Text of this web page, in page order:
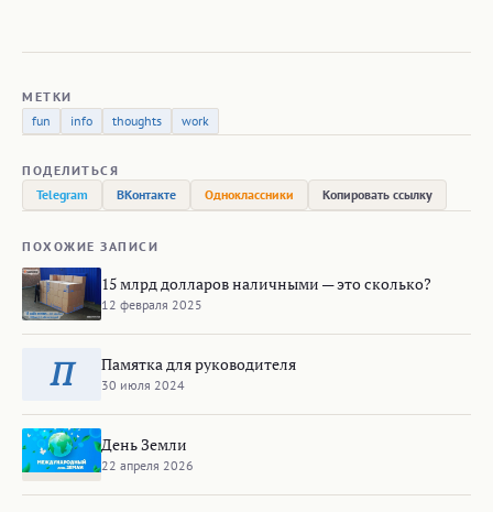
МЕТКИ
fun
info thoughts work
ПОДЕЛИТЬСЯ
Telegram
ВКонтакте Одноклассники Копировать ссылку
ПОХОЖИЕ ЗАПИСИ
15 млрд долларов наличными — это сколько?
12 февраля 2025
П Памятка для руководителя
30 июля 2024
День Земли
22 апреля 2026